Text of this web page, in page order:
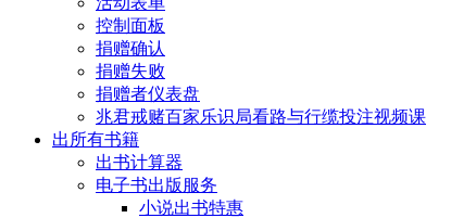
控制面板
捐赠确认
捐赠失败
捐赠者仪表盘
兆君戒赌百家乐识局看路与行缆投注视频课
出所有书籍
出书计算器
电子书出版服务
小说出书特惠